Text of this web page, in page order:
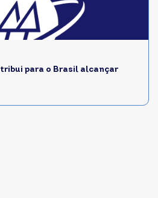
para o Brasil alcançar